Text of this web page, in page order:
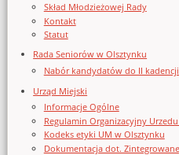
Skład Młodzieżowej Rady
Kontakt
Statut
Rada Seniorów w Olsztynku
Nabór kandydatów do II
Urząd Miejski
Informacje Ogólne
Regulamin Organizacyjny
Kodeks etyki UM w Olsztynku
Dokumentacja dot.